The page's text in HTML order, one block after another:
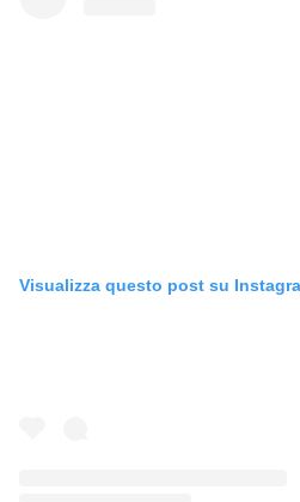
Visualizza questo post su